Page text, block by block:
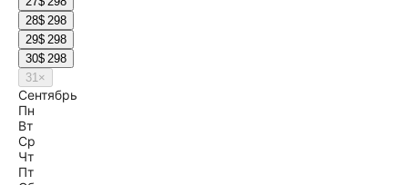
28$ 298
29$ 298
30$ 298
31×
Сентябрь
Пн
Вт
Ср
Чт
Пт